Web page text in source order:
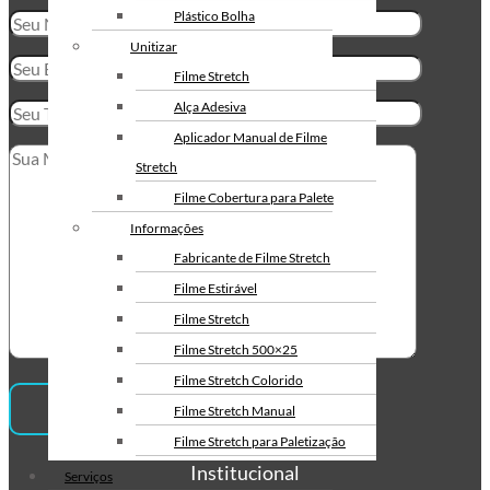
Personalizado
Personalizado
Envelope de Segurança para
Plástico Bolha
Unitizar
Filme Stretch
Alça Adesiva
Aplicador Manual de Filme
Stretch
Filme Cobertura para Palete
Informações
Fabricante de Filme Stretch
Filme Estirável
Filme Stretch
Filme Stretch 500×25
Filme Stretch Colorido
Filme Stretch Manual
Filme Stretch para Paletização
Filme Stretch sem Tubete
Serviços
Institucional